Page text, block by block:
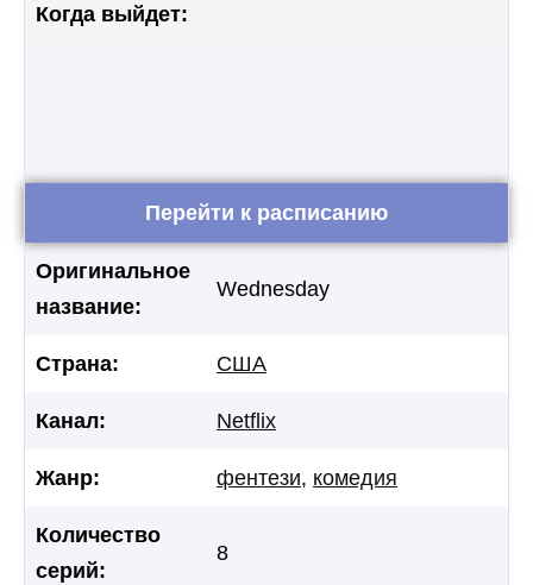
Когда выйдет:
Перейти к расписанию
Оригинальное
название:
Wednesday
Страна: США
Канал: Netflix
Жанр: фентези, комедия
Количество
серий:
8